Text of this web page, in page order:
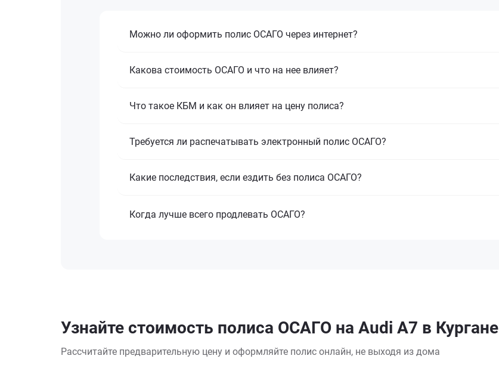
Можно ли оформить полис ОСАГО через интернет?
Какова стоимость ОСАГО и что на нее влияет?
Что такое КБМ и как он влияет на цену полиса?
Требуется ли распечатывать электронный полис ОСАГО?
Какие последствия, если ездить без полиса ОСАГО?
Когда лучше всего продлевать ОСАГО?
Узнайте стоимость полиса ОСАГО на Audi A7 в Кургане
Рассчитайте предварительную цену и оформляйте полис онлайн, не выходя из дома